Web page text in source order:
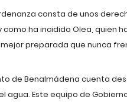
consta de unos
como ha incidido Olea, quien
preparada que nunca
de Benalmádena cuenta
agua. Este equipo de